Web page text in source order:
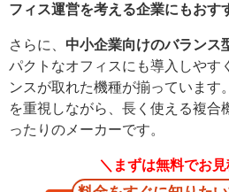
フィス運営を考える企業にもおす
さらに、 中小企業向けのバランス
パクトなオフィスにも導入しやす
ンスが取れた機種が揃っています
を重視しながら、長く使える複合
ったりのメーカーです。
＼まずは無料でお